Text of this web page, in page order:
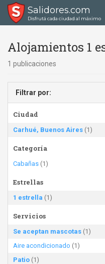
Salidores.com
Disfrutá cada ciudad al máximo
Alojamientos 1
1 publicaciones
Filtrar por:
Ciudad
Carhué, Buenos Aires (1)
Categoría
Cabañas (1)
Estrellas
1 estrella (1)
Servicios
Se aceptan mascotas (1)
Aire acondicionado (1)
Patio (1)